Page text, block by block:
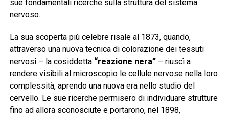
sue fondamentali ricerche sulla struttura del sistema
nervoso.
La sua scoperta più celebre risale al 1873, quando,
attraverso una nuova tecnica di colorazione dei tessuti
nervosi – la cosiddetta “reazione nera”– riuscì a
rendere visibili al microscopio le cellule nervose nella loro
complessità, aprendo una nuova era nello studio del
cervello. Le sue ricerche permisero di individuare strutture
fino ad allora sconosciute e portarono, nel 1898,